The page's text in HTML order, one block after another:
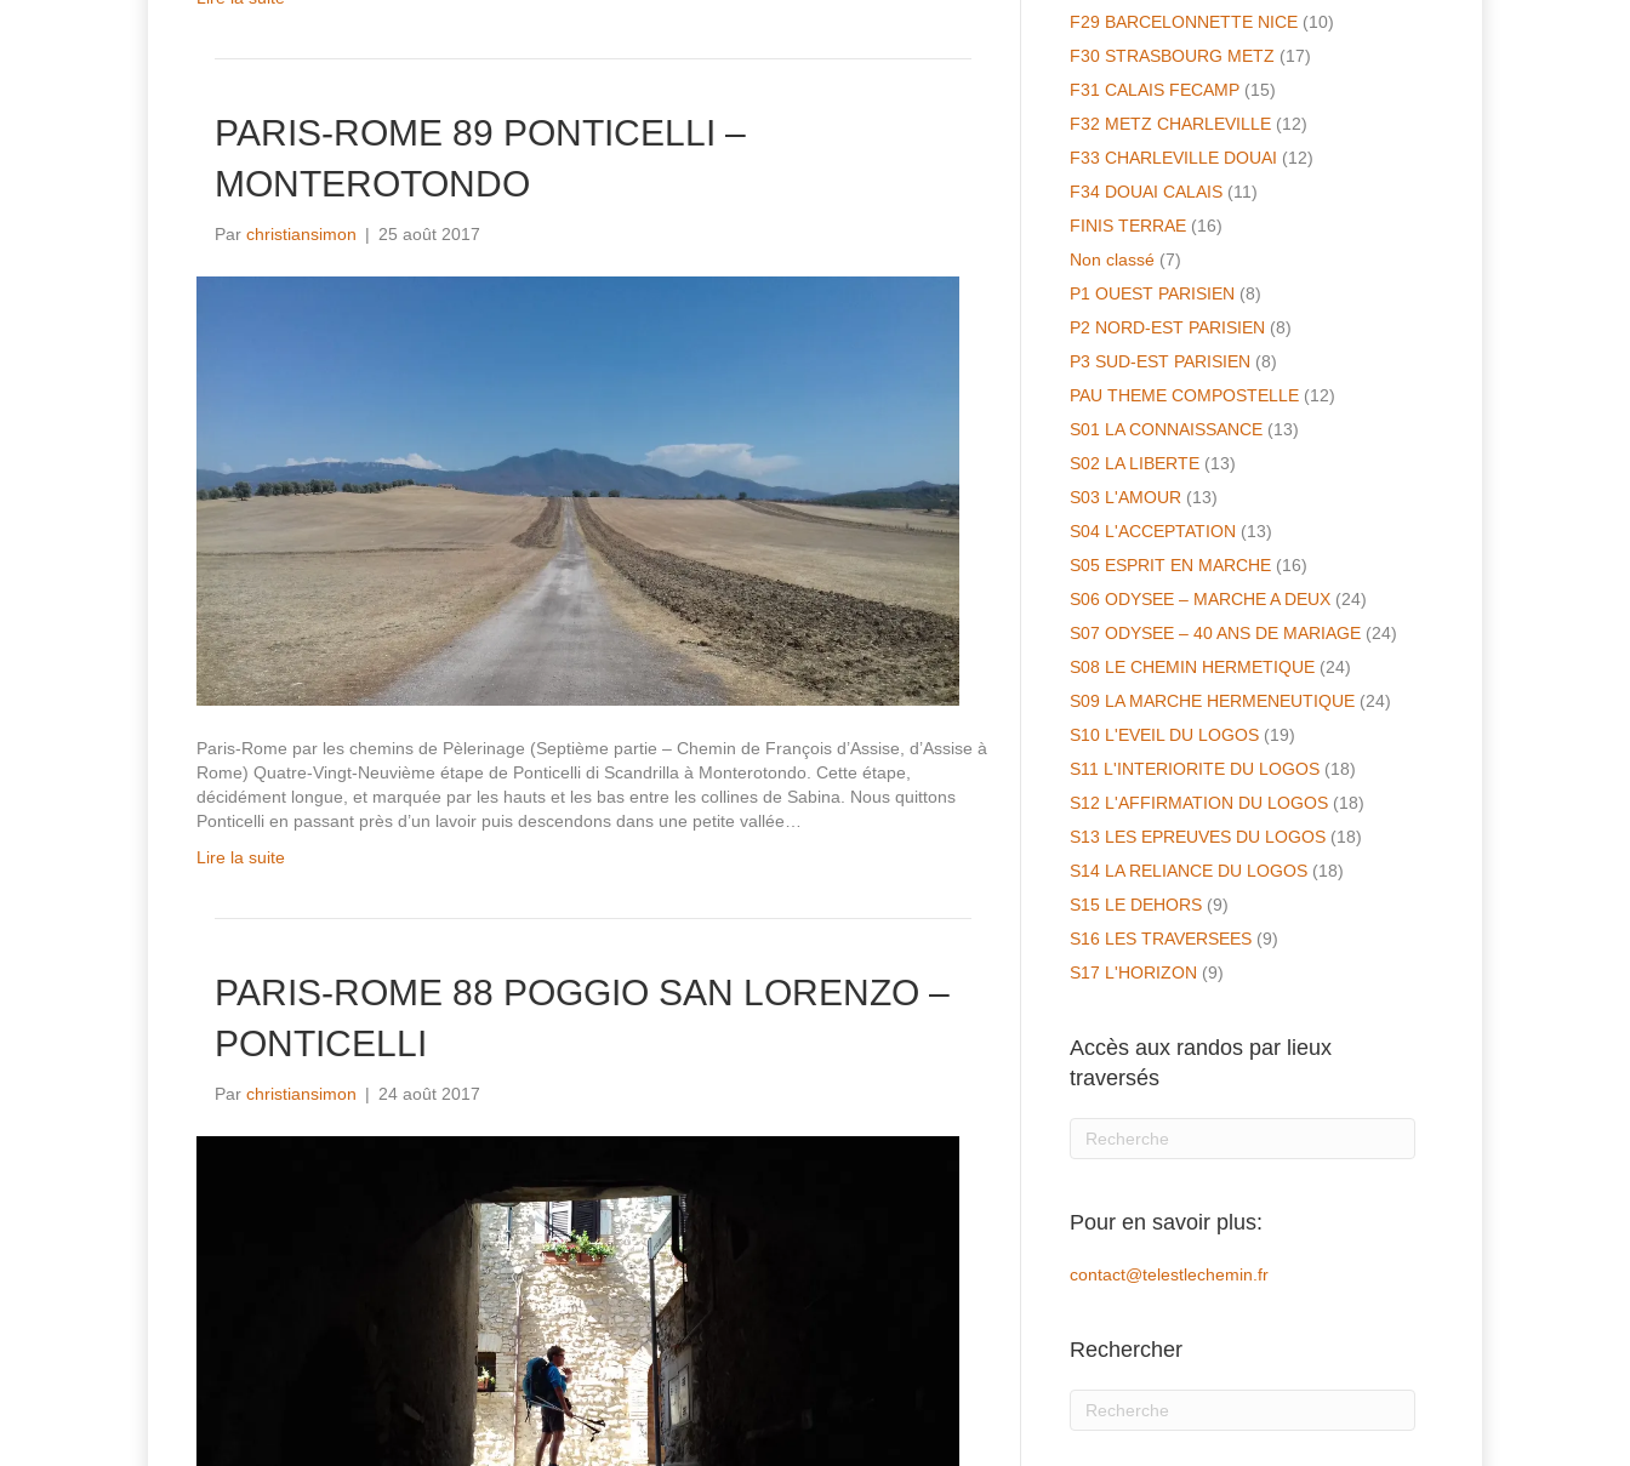
PARIS-ROME 89 PONTICELLI –
MONTEROTONDO
Par christiansimon | 25 août 2017
Paris-Rome par les chemins de Pèlerinage (Septième partie – Chemin de François d’Assise, d’Assise à
Rome) Quatre-Vingt-Neuvième étape de Ponticelli di Scandrilla à Monterotondo. Cette étape,
décidément longue, et marquée par les hauts et les bas entre les collines de Sabina. Nous quittons
Ponticelli en passant près d’un lavoir puis descendons dans une petite vallée…
Lire la suite
PARIS-ROME 88 POGGIO SAN LORENZO –
PONTICELLI
Par christiansimon | 24 août 2017
F29 BARCELONNETTE NICE (10)
F30 STRASBOURG METZ (17)
F31 CALAIS FECAMP (15)
F32 METZ CHARLEVILLE (12)
F33 CHARLEVILLE DOUAI (12)
F34 DOUAI CALAIS (11)
FINIS TERRAE (16)
Non classé (7)
P1 OUEST PARISIEN (8)
P2 NORD-EST PARISIEN (8)
P3 SUD-EST PARISIEN (8)
PAU THEME COMPOSTELLE (12)
S01 LA CONNAISSANCE (13)
S02 LA LIBERTE (13)
S03 L'AMOUR (13)
S04 L'ACCEPTATION (13)
S05 ESPRIT EN MARCHE (16)
S06 ODYSEE – MARCHE A DEUX (24)
S07 ODYSEE – 40 ANS DE MARIAGE (24)
S08 LE CHEMIN HERMETIQUE (24)
S09 LA MARCHE HERMENEUTIQUE (24)
S10 L'EVEIL DU LOGOS (19)
S11 L'INTERIORITE DU LOGOS (18)
S12 L'AFFIRMATION DU LOGOS (18)
S13 LES EPREUVES DU LOGOS (18)
S14 LA RELIANCE DU LOGOS (18)
S15 LE DEHORS (9)
S16 LES TRAVERSEES (9)
S17 L'HORIZON (9)
Accès aux randos par lieux
traversés
Pour en savoir plus:
contact@telestlechemin.fr
Rechercher